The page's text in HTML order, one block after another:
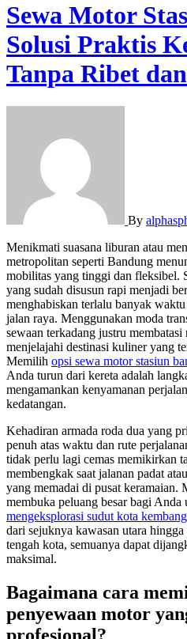
Sewa Motor
Solusi Praktis
Tanpa Ribet
By
Menikmati suasana liburan atau menyelesaikan urusan bisnis di kota
metropolitan seperti Bandung
mobilitas yang tinggi dan fleksibel.
yang sudah disusun rapi menjadi
menghabiskan terlalu banyak
jalan raya. Menggunakan moda
sewaan terkadang justru
menjelajahi destinasi kuliner yang
Memilih opsi sewa motor stasiun
Anda turun dari kereta adalah
mengamankan kenyamanan
kedatangan.
Kehadiran armada roda dua yang
penuh atas waktu dan rute
tidak perlu lagi cemas memikirkan
membengkak saat jalanan padat
yang memadai di pusat keramaian.
membuka peluang besar bagi Anda
mengeksplorasi sudut kota
dari sejuknya kawasan utara
tengah kota, semuanya dapat
maksimal.
Bagaimana cara
penyewaan motor
profesional?